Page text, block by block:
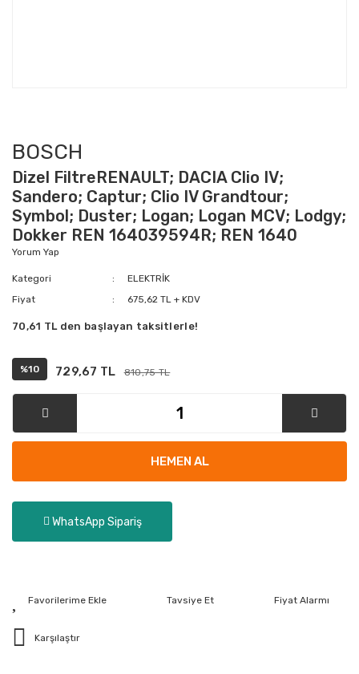
BOSCH
Dizel FiltreRENAULT; DACIA Clio IV;
Sandero; Captur; Clio IV Grandtour;
Symbol; Duster; Logan; Logan MCV; Lodgy;
Dokker REN 164039594R; REN 1640
Yorum Yap
Kategori
ELEKTRİK
Fiyat
675,62 TL + KDV
70,61 TL den başlayan taksitlerle!
%10 729,67 TL 810,75 TL
HEMEN AL
WhatsApp Sipariş
Tavsiye Et Fiyat Alarmı
Karşılaştır